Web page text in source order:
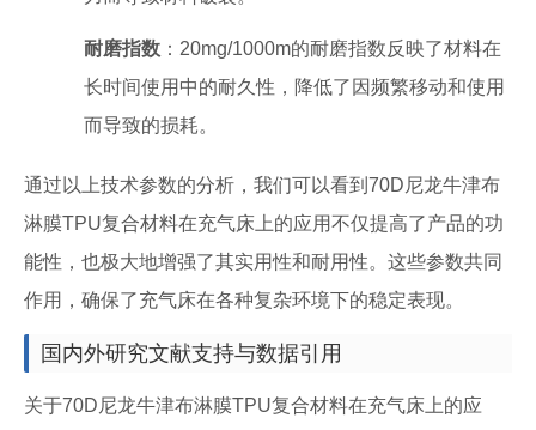
耐磨指数 ：20mg/1000m的耐磨指数反映了材料在
长时间使用中的耐久性，降低了因频繁移动和使用
而导致的损耗。
通过以上技术参数的分析，我们可以看到70D尼龙牛津布
淋膜TPU复合材料在充气床上的应用不仅提高了产品的功
能性，也极大地增强了其实用性和耐用性。这些参数共同
作用，确保了充气床在各种复杂环境下的稳定表现。
国内外研究文献支持与数据引用
关于70D尼龙牛津布淋膜TPU复合材料在充气床上的应